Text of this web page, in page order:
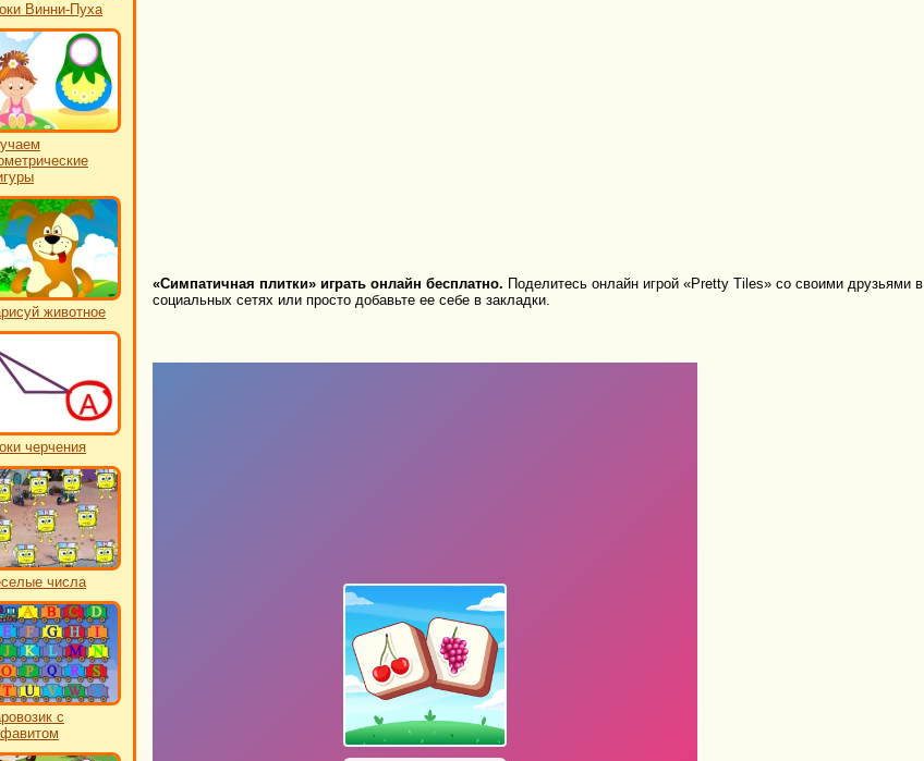
Винни-Пуха
животное
черчения
числа
с
«Симпатичная плитки» играть онлайн бесплатно. Поделитесь онлайн игрой «Pretty Tiles» со своими друзьями в
социальных сетях или просто добавьте ее себе в закладки.